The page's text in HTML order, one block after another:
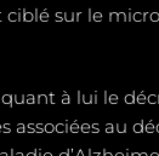
sur le
à lui le
associées au